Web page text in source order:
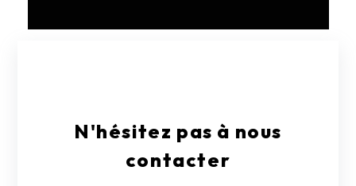
N'hésitez pas à nous
contacter